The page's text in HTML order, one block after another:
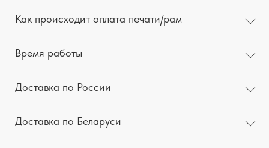
Как происходит оплата печати/рам
Время работы
Доставка по России
Доставка по Беларуси